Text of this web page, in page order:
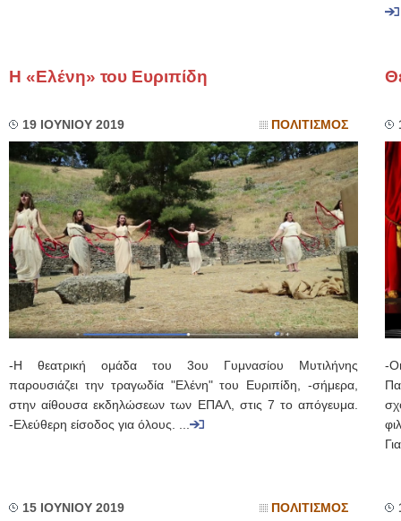
Η «Ελένη» του Ευριπίδη
19 ΙΟΥΝΙΟΥ 2019 ΠΟΛΙΤΙΣΜΟΣ
-Η θεατρική ομάδα του 3ου Γυμνασίου Μυτιλήνης
παρουσιάζει την τραγωδία "Ελένη" του Ευριπίδη, -σήμερα,
στην αίθουσα εκδηλώσεων των ΕΠΑΛ, στις 7 το απόγευμα.
-Ελεύθερη είσοδος για όλους. ...
-
15 ΙΟΥΝΙΟΥ 2019 ΠΟΛΙΤΙΣΜΟΣ